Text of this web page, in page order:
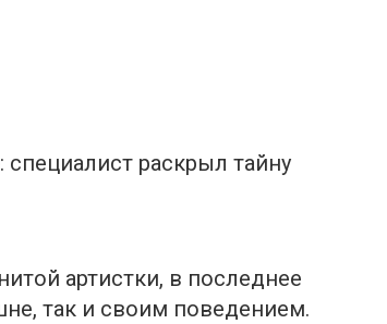
специалист раскрыл тайну
артистки, в последнее
так и своим поведением.